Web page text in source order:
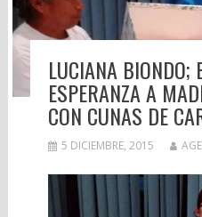
LUCIANA BIONDO;
ESPERANZA A
CON CUNAS DE
5 DICIEMBRE, 2015